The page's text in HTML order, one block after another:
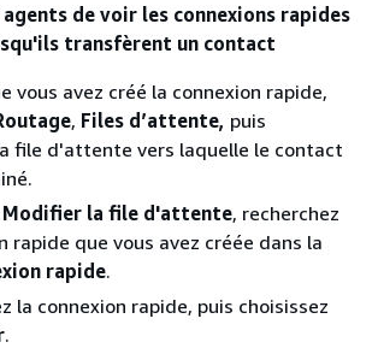
de voir les connexions rapides
transfèrent un contact
vous avez créé la connexion rapide,
, Files d’attente, puis
file d'attente vers laquelle le contact
Modifier la file d'attente, recherchez
rapide que vous avez créée dans la
rapide.
la connexion rapide, puis choisissez
.